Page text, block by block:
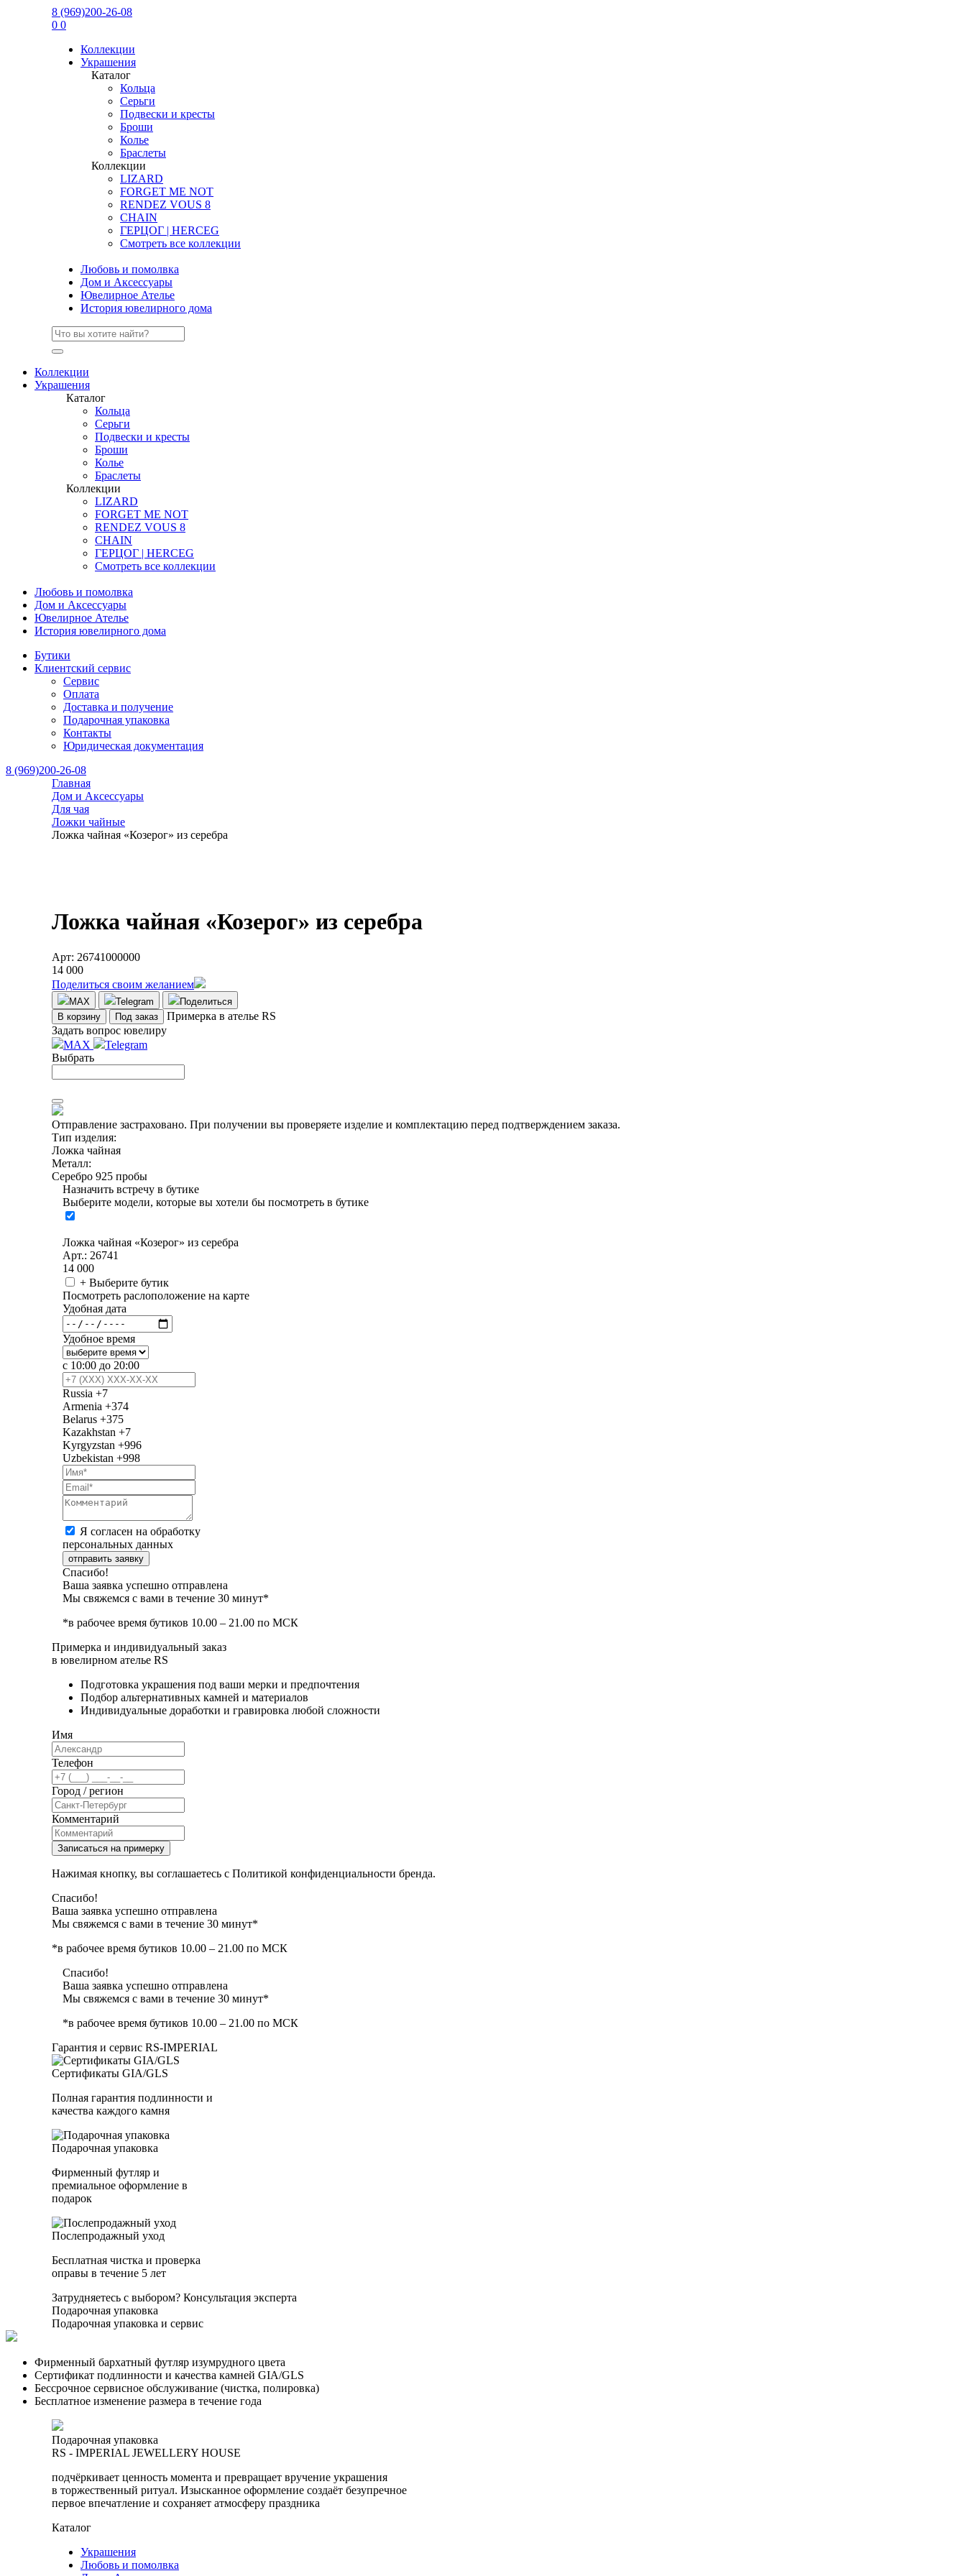
8 (969)200-26-08
0 0
Коллекции
Украшения
Каталог
Кольца
Серьги
Подвески и кресты
Броши
Колье
Браслеты
Коллекции
LIZARD
FORGET ME NOT
RENDEZ VOUS 8
CHAIN
ГЕРЦОГ | HERCEG
Смотреть все коллекции
Любовь и помолвка
Дом и Аксессуары
Ювелирное Ателье
История ювелирного дома
Коллекции
Украшения
Каталог
Кольца
Серьги
Подвески и кресты
Броши
Колье
Браслеты
Коллекции
LIZARD
FORGET ME NOT
RENDEZ VOUS 8
CHAIN
ГЕРЦОГ | HERCEG
Смотреть все коллекции
Любовь и помолвка
Дом и Аксессуары
Ювелирное Ателье
История ювелирного дома
Бутики
Клиентский сервис
Сервис
Оплата
Доставка и получение
Подарочная упаковка
Контакты
Юридическая документация
8 (969)200-26-08
Главная
Дом и Аксессуары
Для чая
Ложки чайные
Ложка чайная «Козерог» из серебра
Ложка чайная «Козерог» из серебра
Арт: 26741000000
14 000
Поделиться своим желанием
MAX Telegram
Поделиться
В корзину
Под заказ
Примерка в ателье RS
Задать вопрос ювелиру
MAX
Telegram
Выбрать
Отправление застраховано. При получении вы проверяете изделие и комплектацию перед подтверждением заказа.
Тип изделия:
Ложка чайная
Металл:
Серебро 925 пробы
Назначить встречу в бутике
Выберите модели, которые вы хотели бы посмотреть в бутике
Ложка чайная «Козерог» из серебра
Арт.: 26741
14 000
+ Выберите бутик
Посмотреть раслоположение на карте
Удобная дата
Удобное время
с 10:00 до 20:00
Russia +7
Armenia +374
Belarus +375
Kazakhstan +7
Kyrgyzstan +996
Uzbekistan +998
Я согласен на обработку
персональных данных
отправить заявку
Спасибо!
Ваша заявка успешно отправлена
Мы свяжемся с вами в течение 30 минут*
*в рабочее время бутиков 10.00 – 21.00 по МСК
Примерка и индивидуальный заказ
в ювелирном ателье RS
Подготовка украшения под ваши мерки и предпочтения
Подбор альтернативных камней и материалов
Индивидуальные доработки и гравировка любой сложности
Имя
Телефон
Город / регион
Комментарий
Записаться на примерку
Нажимая кнопку, вы соглашаетесь с Политикой конфиденциальности бренда.
Спасибо!
Ваша заявка успешно отправлена
Мы свяжемся с вами в течение 30 минут*
*в рабочее время бутиков 10.00 – 21.00 по МСК
Спасибо!
Ваша заявка успешно отправлена
Мы свяжемся с вами в течение 30 минут*
*в рабочее время бутиков 10.00 – 21.00 по МСК
Гарантия и сервис RS‑IMPERIAL
Сертификаты GIA/GLS
Полная гарантия подлинности и
качества каждого камня
Подарочная упаковка
Фирменный футляр и
премиальное оформление в
подарок
Послепродажный уход
Бесплатная чистка и проверка
оправы в течение 5 лет
Затрудняетесь с выбором? Консультация эксперта
Подарочная упаковка
Подарочная упаковка и сервис
Фирменный бархатный футляр изумрудного цвета
Сертификат подлинности и качества камней GIA/GLS
Бессрочное сервисное обслуживание (чистка, полировка)
Бесплатное изменение размера в течение года
Подарочная упаковка
RS - IMPERIAL JEWELLERY HOUSE
подчёркивает ценность момента и превращает вручение украшения
в торжественный ритуал. Изысканное оформление создаёт безупречное
первое впечатление и сохраняет атмосферу праздника
Каталог
Украшения
Любовь и помолвка